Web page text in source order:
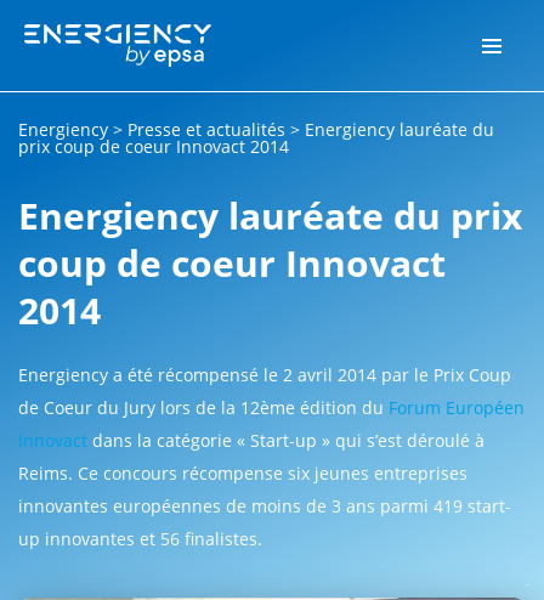
Energiency > Presse et actualités > Energiency lauréate du
prix coup de coeur Innovact 2014
Energiency lauréate du prix
coup de coeur Innovact
2014
Energiency a été récompensé le 2 avril 2014 par le Prix Coup
de Coeur du Jury lors de la 12ème édition du Forum Européen
Innovact dans la catégorie « Start-up » qui s’est déroulé à
Reims. Ce concours récompense six jeunes entreprises
innovantes européennes de moins de 3 ans parmi 419 start-
up innovantes et 56 finalistes.